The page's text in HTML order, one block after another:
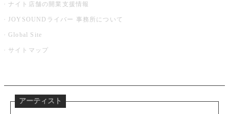
ナイト店舗の開業支援情報
JOYSOUNDライバー 事務所について
Global Site
サイトマップ
アーティスト